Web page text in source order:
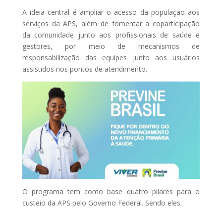
A ideia central é ampliar o acesso da população aos
serviços da APS, além de fomentar a coparticipação
da comunidade junto aos profissionais de saúde e
gestores, por meio de mecanismos de
responsabilização das equipes junto aos usuários
assistidos nos pontos de atendimento.
O programa tem como base quatro pilares para o
custeio da APS pelo Governo Federal. Sendo eles: